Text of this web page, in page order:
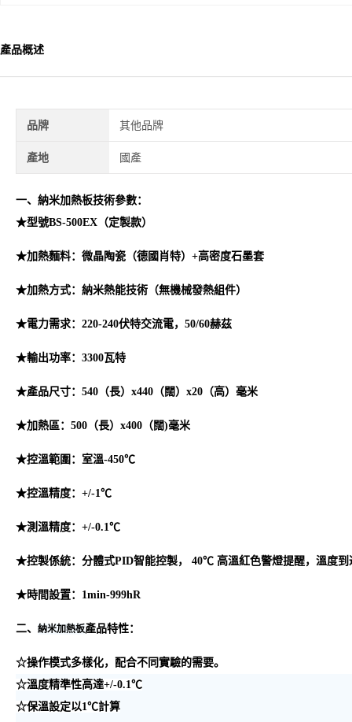
產品概述
品牌 其他品牌
產地 國產
一、 納米加熱板技術參數：
★型號BS-500EX（定製款）
★加熱麵料：微晶陶瓷（德國肖特）+高密度石墨套
★加熱方式：納米熱能技術（無機械發熱組件）
★電力需求：220-240伏特交流電，50/60赫茲
★輸出功率：3300瓦特
★產品尺寸：540（長）x440（闊）x20（高）毫米
★加熱區：500（長）x400（闊)毫米
★控溫範圍：室溫-450℃
★控溫精度：+/-1℃
★測溫精度：+/-0.1℃
★控製係統：分體式PID智能控製， 40℃ 高溫紅色警燈提醒，溫度到
★時間設置：1min-999hR
二、 納米加熱板產品特性：
☆操作模式多樣化，配合不同實驗的需要。
☆溫度精準性高達+/-0.1℃
☆保溫設定以1℃計算